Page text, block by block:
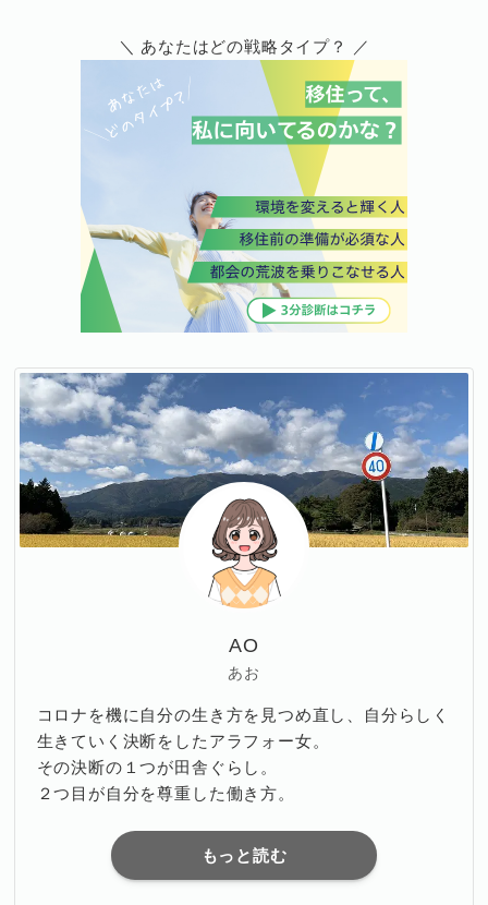
＼ あなたはどの戦略タイプ？ ／
AO
あお
コロナを機に自分の生き方を見つめ直し、自分らしく
生きていく決断をしたアラフォー女。
その決断の１つが田舎ぐらし。
２つ目が自分を尊重した働き方。
もっと読む